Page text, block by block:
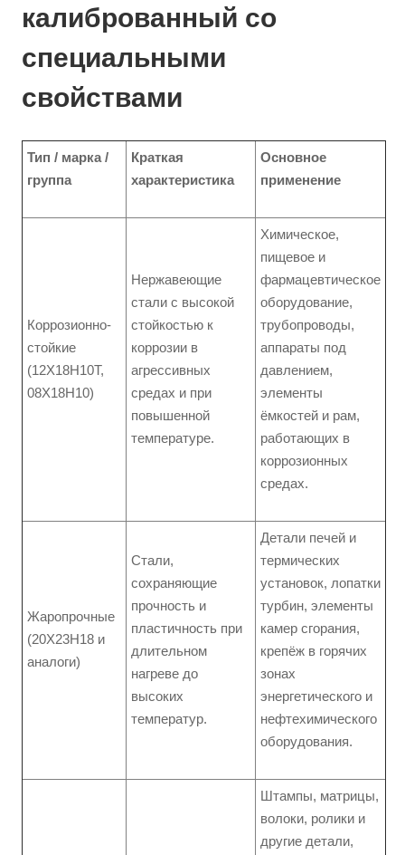
калиброванный со
специальными
свойствами
Тип / марка /
группа
Краткая
характеристика
Основное
применение
Коррозионно-
стойкие
(12Х18Н10Т,
08Х18Н10)
Нержавеющие
стали с высокой
стойкостью к
коррозии в
агрессивных
средах и при
повышенной
температуре.
Химическое,
пищевое и
фармацевтическое
оборудование,
трубопроводы,
аппараты под
давлением,
элементы
ёмкостей и рам,
работающих в
коррозионных
средах.
Жаропрочные
(20Х23Н18 и
аналоги)
Стали,
сохраняющие
прочность и
пластичность при
длительном
нагреве до
высоких
температур.
Детали печей и
термических
установок, лопатки
турбин, элементы
камер сгорания,
крепёж в горячих
зонах
энергетического и
нефтехимического
оборудования.
Штампы, матрицы,
волоки, ролики и
другие детали,